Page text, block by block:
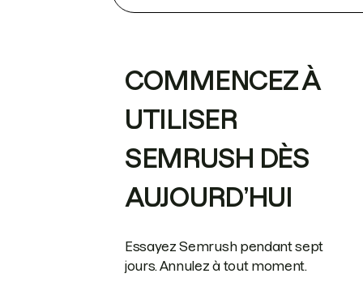
COMMENCEZ À
UTILISER
SEMRUSH DÈS
AUJOURD’HUI
Essayez Semrush pendant sept
jours. Annulez à tout moment.